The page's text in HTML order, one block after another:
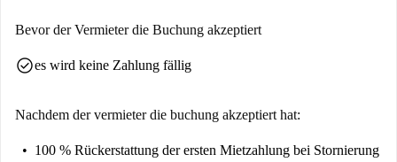
Bevor der Vermieter die Buchung akzeptiert
check_circlees wird keine Zahlung fällig
Nachdem der vermieter die buchung akzeptiert hat:
100 % Rückerstattung der ersten Mietzahlung bei Stornierung